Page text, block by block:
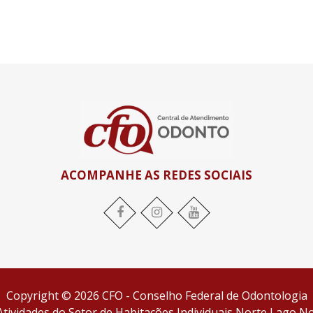
ACOMPANHE AS REDES SOCIAIS
Facebook Instagram YouTube
Copyright © 2026 CFO - Conselho Federal de Odontologia